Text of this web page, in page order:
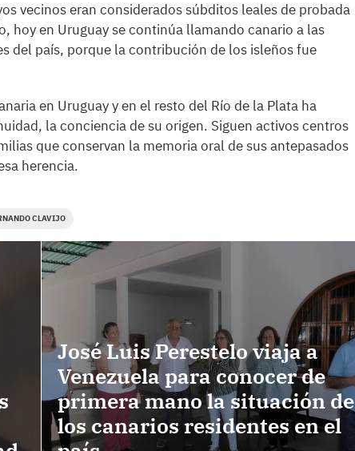
vecinos eran considerados súbditos leales de probada
hoy en Uruguay se continúa llamando canario a las
del país, porque la contribución de los isleños fue
en Uruguay y en el resto del Río de la Plata ha
la conciencia de su origen. Siguen activos centros
que conservan la memoria oral de sus antepasados
herencia.
CLAVIJO
José Luis Perestelo viaja a
Venezuela para conocer de
primera mano la situación de
los canarios residentes en el